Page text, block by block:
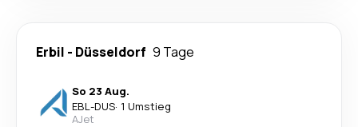
Erbil - Düsseldorf 9 Tage
So 23 Aug.
EBL-DUS· 1 Umstieg
AJet